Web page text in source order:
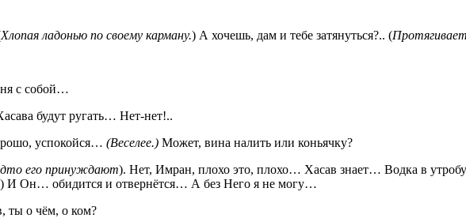
Хлопая ладонью по своему карману.) А хочешь, дам и тебе затянуться?.. (
с собой…
будут ругать… Нет-нет!..
успокойся… (Веселее.) Может, вина налить или коньячку?
его принуждают). Нет, Имран, плохо это, плохо… Хасав знает… Водка в
) И Он… обидится и отвернётся… А без Него я не могу…
ты о чём, о ком?